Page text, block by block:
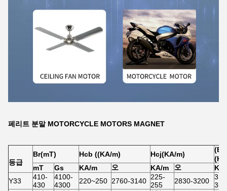
페리트 분말 MOTORCYCLE MOTORS MAGNET
등급
Br(mT) Hcb ((KA/m) Hcj(KA/m)
mT
Gs KA/m 오 KA/m 오
KJ/
Y33
410-
430
4100-
4300
220~250 2760-3140 225-
255
2830-3200
350